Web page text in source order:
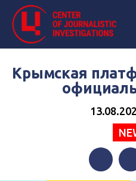
Крымская